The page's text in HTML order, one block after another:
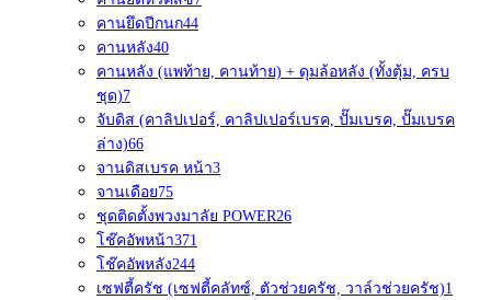
คานยึดปีกนก44
คานหลัง40
คานหลัง (แพท้าย, คานท้าย) + ดุมล้อหลัง (ทั้งตุ้ม, ครบ
ชุด)7
จับดิส (คาลิปเปอร์, คาลิปเปอร์เบรค, ปั๊มเบรค, ปั๊มเบรค
ล่าง)66
จานดิสเบรค หน้า3
จานเดือย75
ชุดติดตั้งพวงมาลัย POWER26
โช๊คอัพหน้า371
โช๊คอัพหลัง244
เซฟตี้ครัช (เซฟตี้คลัทซ์, ตัวช่วยครัช, วาล์วช่วยครัช)1